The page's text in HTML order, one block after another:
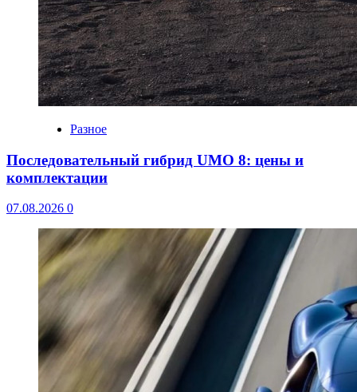
Разное
Последовательный гибрид UMO 8: цены и
комплектации
07.08.2026 0